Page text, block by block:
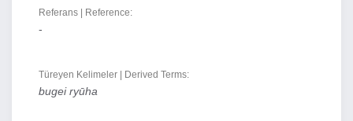
Referans | Reference:
-
Türeyen Kelimeler | Derived Terms:
bugei ryūha